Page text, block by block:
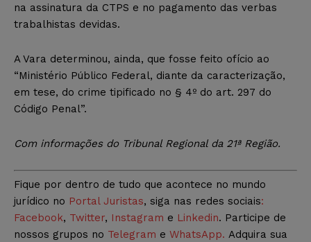
na assinatura da CTPS e no pagamento das verbas
trabalhistas devidas.
A Vara determinou, ainda, que fosse feito ofício ao
“Ministério Público Federal, diante da caracterização,
em tese, do crime tipificado no § 4º do art. 297 do
Código Penal”.
Com informações do Tribunal Regional da 21ª Região.
Fique por dentro de tudo que acontece no mundo
jurídico no Portal Juristas, siga nas redes sociais:
Facebook, Twitter, Instagram e Linkedin. Participe de
nossos grupos no Telegram e WhatsApp. Adquira sua